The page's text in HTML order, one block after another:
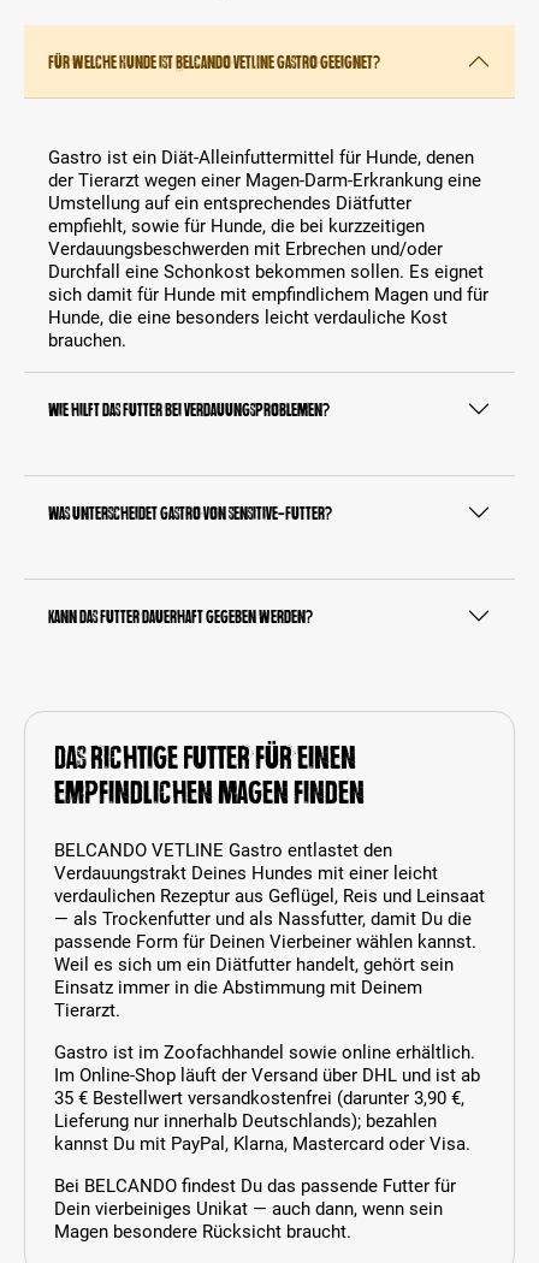
Für welche Hunde ist Belcando VETLINE Gastro geeignet?
Gastro ist ein Diät-Alleinfuttermittel für Hunde, denen
der Tierarzt wegen einer Magen-Darm-Erkrankung eine
Umstellung auf ein entsprechendes Diätfutter
empfiehlt, sowie für Hunde, die bei kurzzeitigen
Verdauungsbeschwerden mit Erbrechen und/oder
Durchfall eine Schonkost bekommen sollen. Es eignet
sich damit für Hunde mit empfindlichem Magen und für
Hunde, die eine besonders leicht verdauliche Kost
brauchen.
Wie hilft das Futter bei Verdauungsproblemen?
Was unterscheidet Gastro von Sensitive-Futter?
Kann das Futter dauerhaft gegeben werden?
Das richtige Futter für einen
empfindlichen Magen finden
BELCANDO VETLINE Gastro entlastet den
Verdauungstrakt Deines Hundes mit einer leicht
verdaulichen Rezeptur aus Geflügel, Reis und Leinsaat
— als Trockenfutter und als Nassfutter, damit Du die
passende Form für Deinen Vierbeiner wählen kannst.
Weil es sich um ein Diätfutter handelt, gehört sein
Einsatz immer in die Abstimmung mit Deinem
Tierarzt.
Gastro ist im Zoofachhandel sowie online erhältlich.
Im Online-Shop läuft der Versand über DHL und ist ab
35 € Bestellwert versandkostenfrei (darunter 3,90 €,
Lieferung nur innerhalb Deutschlands); bezahlen
kannst Du mit PayPal, Klarna, Mastercard oder Visa.
Bei BELCANDO findest Du das passende Futter für
Dein vierbeiniges Unikat — auch dann, wenn sein
Magen besondere Rücksicht braucht.